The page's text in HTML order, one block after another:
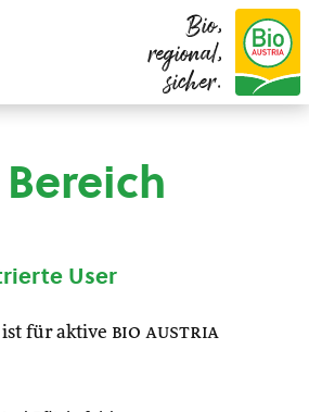
Bio,
regional,
sicher.
User
für aktive bio austria